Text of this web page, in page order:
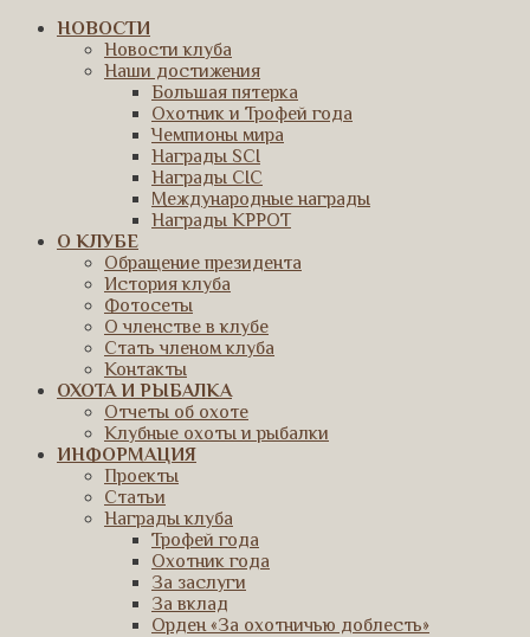
НОВОСТИ
Новости клуба
Наши достижения
Большая пятерка
Охотник и Трофей года
Чемпионы мира
Награды SCI
Награды CIC
Международные награды
Награды КРРОТ
О КЛУБЕ
Обращение президента
История клуба
Фотосеты
О членстве в клубе
Стать членом клуба
Контакты
ОХОТА И РЫБАЛКА
Отчеты об охоте
Клубные охоты и рыбалки
ИНФОРМАЦИЯ
Проекты
Статьи
Награды клуба
Трофей года
Охотник года
За заслуги
За вклад
Орден «За охотничью доблесть»